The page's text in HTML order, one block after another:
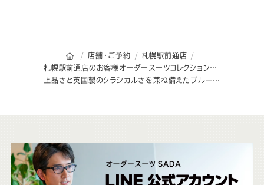
オーダースーツSADAのトップページ
店舗・ご予約
札幌駅前通店
札幌駅前通店のお客様オーダースーツコレクション
上品さと英国製のクラシカルさを兼ね備えたブルーストライプスーツ
こ
ち